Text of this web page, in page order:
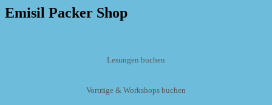
Emisil Packer Shop
Lesungen buchen
Vorträge & Workshops buchen